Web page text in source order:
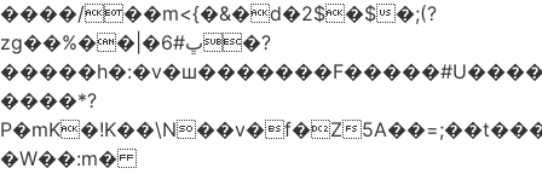
����/��m<{�&�d�2$�$�;(?
zg��%��|�ڀ#6�?
����*?
P�mK�!K��\N��v�f�Z
�W��:m�